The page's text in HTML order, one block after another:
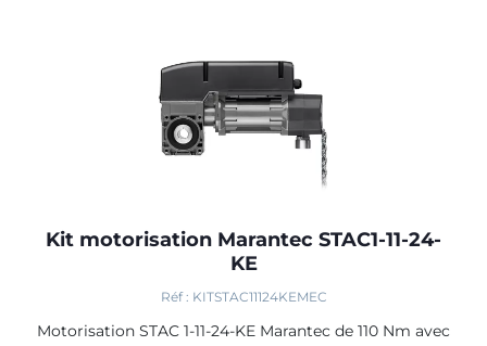
Kit motorisation Marantec STAC1-11-24-
KE
Réf : KITSTAC11124KEMEC
Motorisation STAC 1-11-24-KE Marantec de 110 Nm avec